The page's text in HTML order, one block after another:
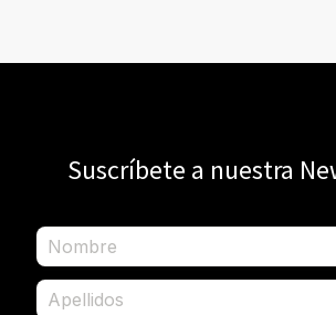
Suscríbete a nuestra